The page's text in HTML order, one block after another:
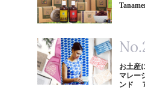
お土産
マレー
ンド